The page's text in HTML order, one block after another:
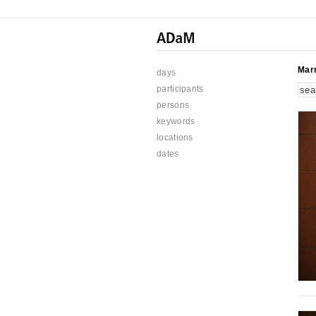
days
participants
persons
keywords
locations
dates